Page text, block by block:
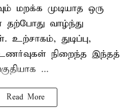
மறக்க முடியாத ஒரு
வாழ்ந்து
உற்சாகம், துடிப்பு,
நிறைந்த இந்தத்
...
Read More